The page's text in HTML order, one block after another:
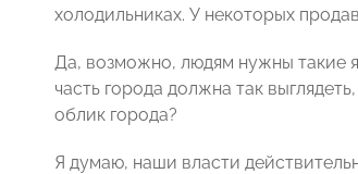
холодильниках. У некоторых
Да, возможно, людям нужны такие
часть города должна так
облик города?
Я думаю, наши власти